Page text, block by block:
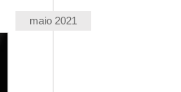
maio 2021